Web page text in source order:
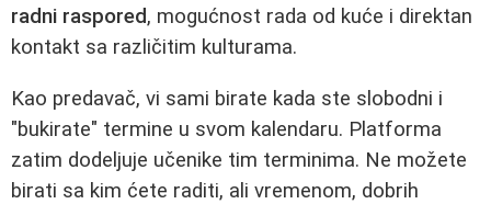
radni raspored, mogućnost rada od kuće i direktan
kontakt sa različitim kulturama.
Kao predavač, vi sami birate kada ste slobodni i
"bukirate" termine u svom kalendaru. Platforma
zatim dodeljuje učenike tim terminima. Ne možete
birati sa kim ćete raditi, ali vremenom, dobrih